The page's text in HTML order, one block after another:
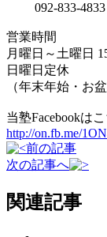
092-833-4833
営業時間
月曜日～土曜日
日曜日定休
（年末年始・お
当塾Facebookは
http://on.fb.me/
前の記事
次の記事へ
関連記事